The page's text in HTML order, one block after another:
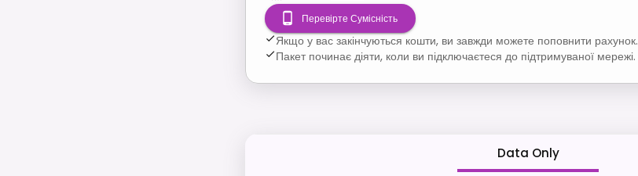
Перевірте Сумісність
Якщо у вас закінчуються кошти, ви завжди можете поповнити рахунок.
Пакет починає діяти, коли ви підключаєтеся до підтримуваної мережі.
Data Only